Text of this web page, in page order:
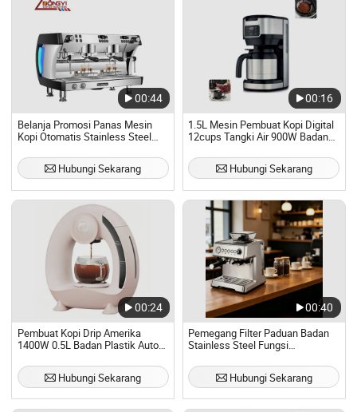
00:44
Belanja Promosi Panas Mesin
Kopi Otomatis Stainless Steel
Hubungi Sekarang
00:16
1.5L Mesin Pembuat Kopi Digital
12cups Tangki Air 900W Badan
yang Dapat Dilepas
Hubungi Sekarang
00:24
Pembuat Kopi Drip Amerika
1400W 0.5L Badan Plastik Auto
Hubungi Sekarang
00:40
Pemegang Filter Paduan Badan
Stainless Steel Fungsi
Perlindungan Terhadap Overheat
Katup Keamanan Mesin Kopi
Hubungi Sekarang